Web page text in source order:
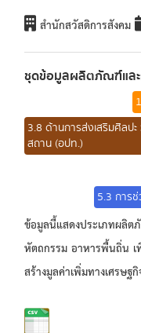
สำนักสวัสดิการสังคม
ชุดข้อมูลผลิตภัณฑ์แล
3.8 ด้านการส่งเสริมศิล
สถาน (อปท.)
5.3 การ
ข้อมูลนี้แสดงประเภทผลิต
หัตถกรรม อาหารพื้นถิ่น เ
สร้างมูลค่าเพิ่มทางเศรษฐ